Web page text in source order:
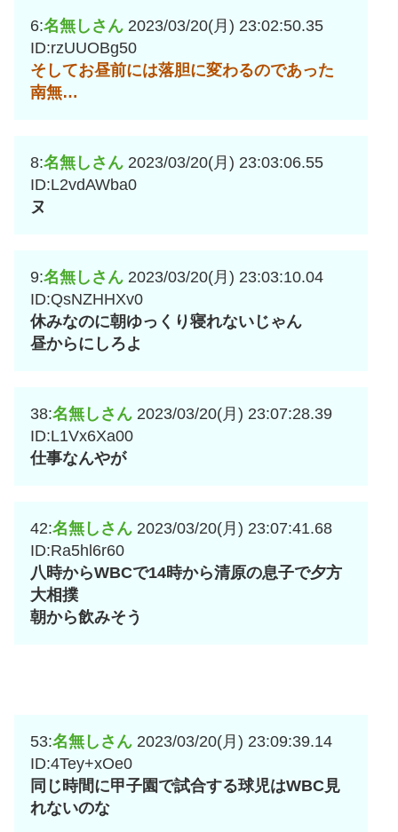
6:名無しさん 2023/03/20(月) 23:02:50.35
ID:rzUUOBg50
そしてお昼前には落胆に変わるのであった
南無…
8:名無しさん 2023/03/20(月) 23:03:06.55
ID:L2vdAWba0
ヌ
9:名無しさん 2023/03/20(月) 23:03:10.04
ID:QsNZHHXv0
休みなのに朝ゆっくり寝れないじゃん
昼からにしろよ
38:名無しさん 2023/03/20(月) 23:07:28.39
ID:L1Vx6Xa00
仕事なんやが
42:名無しさん 2023/03/20(月) 23:07:41.68
ID:Ra5hl6r60
八時からWBCで14時から清原の息子で夕方
大相撲
朝から飲みそう
53:名無しさん 2023/03/20(月) 23:09:39.14
ID:4Tey+xOe0
同じ時間に甲子園で試合する球児はWBC見
れないのな